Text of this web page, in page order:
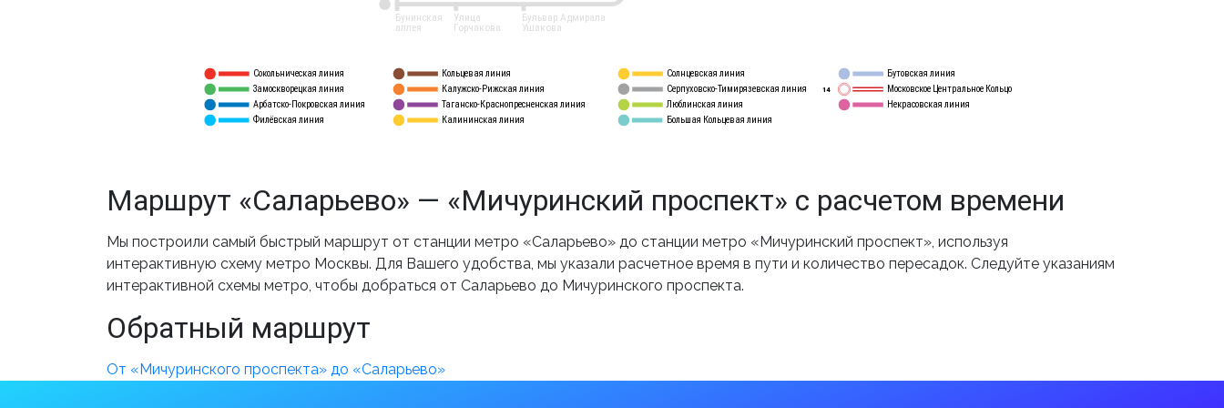
Сокольническая линия
Замоскворецкая линия
Арбатско-Покровская линия
Филёвская линия
Кольцевая линия
Калужско-Рижская линия
Таганско-Краснопресненская линия
Калининская линия
Солнцевская линия
Серпуховско-Тимирязевская линия
Люблинская линия
Бутовская линия
Московское Центральное Кольцо
Большая Кольцевая линия
Некрасовская линия
14
Бульвар Адмирала
Ушакова
Улица
Горчакова
Бунинская
аллея
Маршрут «Саларьево» — «Мичуринский проспект» с расчетом времени
Мы построили самый быстрый маршрут от станции метро «Саларьево» до станции метро «Мичуринский проспект», используя
интерактивную схему метро Москвы. Для Вашего удобства, мы указали расчетное время в пути и количество пересадок. Следуйте указаниям
интерактивной схемы метро, чтобы добраться от Саларьево до Мичуринского проспекта.
Обратный маршрут
От «Мичуринского проспекта» до «Саларьево»